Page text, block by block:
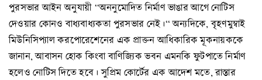
পুরসভার আইন অনুযায়ী “অননুমোদিত নির্মাণ ভাঙার আগে নোটিস
দেওয়ার কোনও বাধ্যবাধ্যকতা পুরসভার নেই।“ অন্যদিকে, বৃহণমুম্বাই
মিউনিসিপ্যাল করপোরেশেনের এক প্রাক্তন আধিকারিক মূকনায়ককে
জানান, আবাসন হোক কিংবা বাণিজ্যিক ভবন এমনকি ফুটপাতে নির্মাণ
হলেও নোটিস দিতে হবে। সুপ্রিম কোর্টের এক আদেশ মতে, রাস্তার